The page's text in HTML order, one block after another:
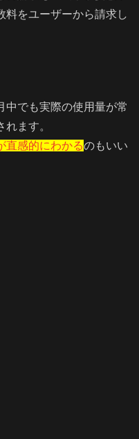
料をユーザーから請求し
中でも実際の使用量が常
ます。
直感的にわかるのもいい